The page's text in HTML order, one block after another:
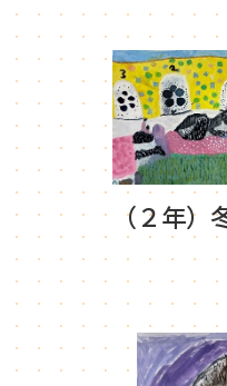
（２年